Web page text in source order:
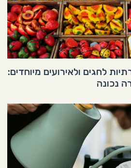
לחגים ולאירועים מיוחדים:
נכונה